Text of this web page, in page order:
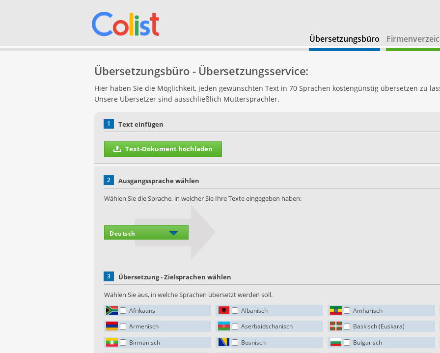
Übersetzungsbüro
Übersetzungsbüro - Übersetzungsservice:
Hier haben Sie die Möglichkeit, jeden gewünschten Text in 70 Sprachen kostengünstig übersetzen zu
Unsere Übersetzer sind ausschließlich Muttersprachler.
1 Text einfügen
Text-Dokument hochladen
2
Ausgangssprache wählen
Wählen Sie die Sprache, in welcher Sie Ihre Texte eingegeben haben:
3
Übersetzung - Zielsprachen wählen
Wählen Sie aus, in welche Sprachen übersetzt werden soll.
Afrikaans Albanisch
Amharisch
Armenisch
Aserbaidschanisch
Baskisch (Euskara)
Birmanisch
Bosnisch
Bulgarisch